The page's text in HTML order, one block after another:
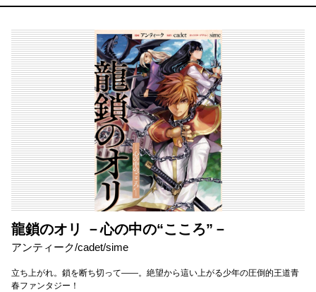
龍鎖のオリ －心の中の“こころ”－
アンティーク/cadet/sime
立ち上がれ。鎖を断ち切って――。絶望から這い上がる少年の圧倒的王道青
春ファンタジー！